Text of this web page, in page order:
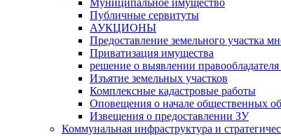
Публичные сервитуты
АУКЦИОНЫ
Предоставление земельного участка
Приватизация имущества
решение о выявлении
Изъятие земельных участков
Комплексные кадастровые работы
Оповещения о начале общественных
Извещения о предоставлении ЗУ
Коммунальная инфраструктура и